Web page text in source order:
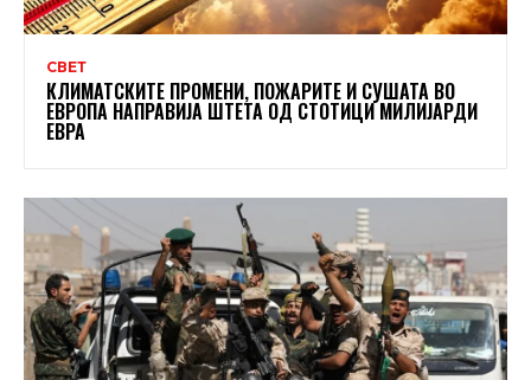
СВЕТ
КЛИМАТСКИТЕ ПРОМЕНИ, ПОЖАРИТЕ И СУШАТА ВО
ЕВРОПА НАПРАВИЈА ШТЕТА ОД СТОТИЦИ МИЛИЈАРДИ
ЕВРА